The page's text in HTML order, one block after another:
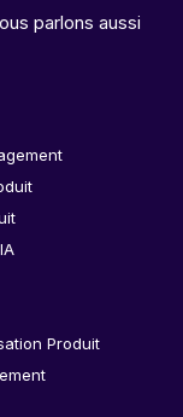
parlons aussi
Produit